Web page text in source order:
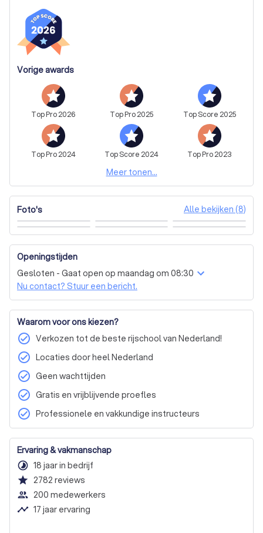
Vorige awards
TopPro2026 TopPro2025 TopScore 2025
TopPro2024 TopScore 2024 TopPro2023
Meer tonen...
Foto's Alle bekijken (8)
Openingstijden
Gesloten - Gaat open op maandag om 08:30
Nu contact? Stuur een bericht.
Waarom voor ons kiezen?
check_circle Verkozen tot de beste rijschool van Nederland!
check_circle Locaties door heel Nederland
check_circle Geen wachttijden
check_circle Gratis en vrijblijvende proefles
check_circle Professionele en vakkundige instructeurs
Ervaring & vakmanschap
timelapse 18 jaar in bedrijf
star 2782 reviews
people_outline 200 medewerkers
timeline 17 jaar ervaring